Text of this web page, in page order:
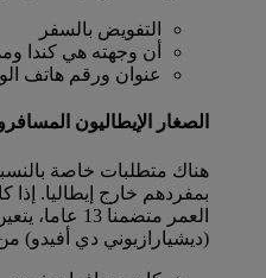
التفويض بالسفر
أن وجهته هي كندا
عنوان ورقم هاتف
الصغار الإيطاليون
هناك متطلبات خاصة
بمفردهم خارج إيطاليا. إذا
العمر متضمنا
(ديشيارازيوني دي أفيدو)